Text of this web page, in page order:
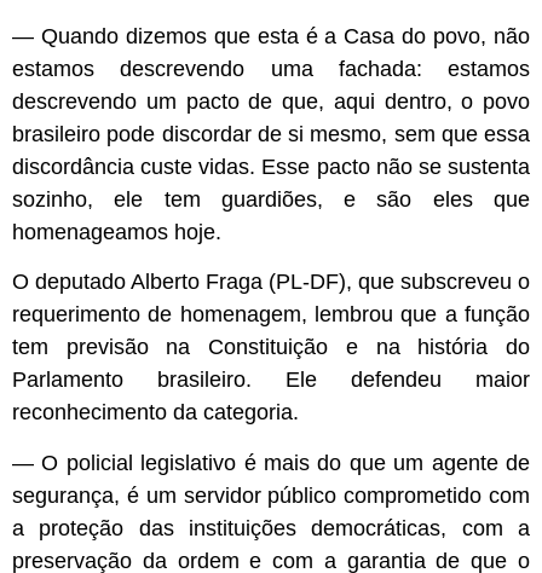
— Quando dizemos que esta é a Casa do povo, não
estamos descrevendo uma fachada: estamos
descrevendo um pacto de que, aqui dentro, o povo
brasileiro pode discordar de si mesmo, sem que essa
discordância custe vidas. Esse pacto não se sustenta
sozinho, ele tem guardiões, e são eles que
homenageamos hoje.
O deputado Alberto Fraga (PL-DF), que subscreveu o
requerimento de homenagem, lembrou que a função
tem previsão na Constituição e na história do
Parlamento brasileiro. Ele defendeu maior
reconhecimento da categoria.
—O policial legislativo é mais do que um agente de
segurança, é um servidor público comprometido com
a proteção das instituições democráticas, com a
preservação da ordem e com a garantia de que o